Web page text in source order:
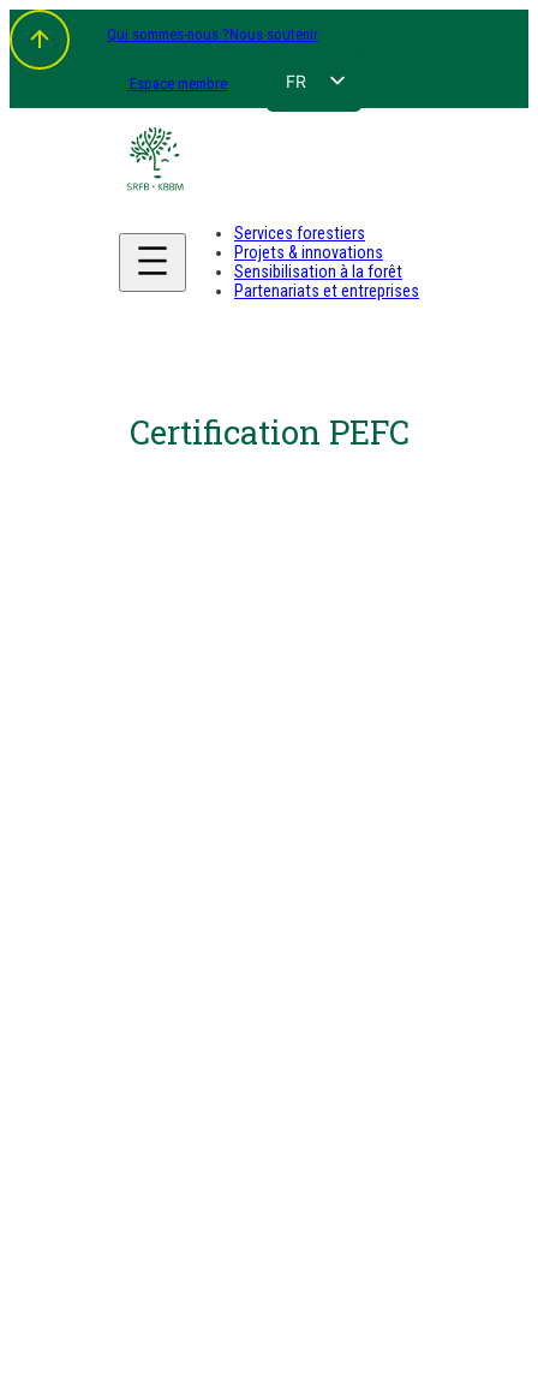
Qui sommes-nous ?Nous soutenir
Espace membre FR
DE
Services forestiers
Projets & innovations
Sensibilisation à la forêt
Partenariats et entreprises
Certification PEFC